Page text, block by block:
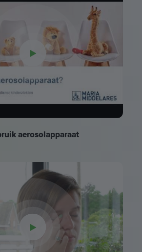
aerosolapparaat